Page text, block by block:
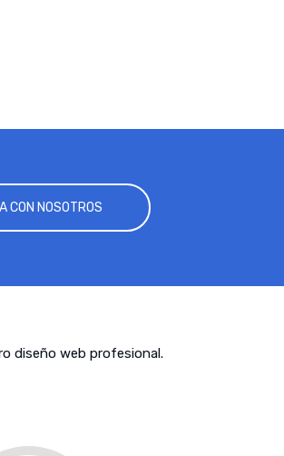
CON NOSOTROS
diseño web profesional.